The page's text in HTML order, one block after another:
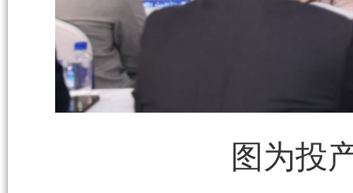
图为投